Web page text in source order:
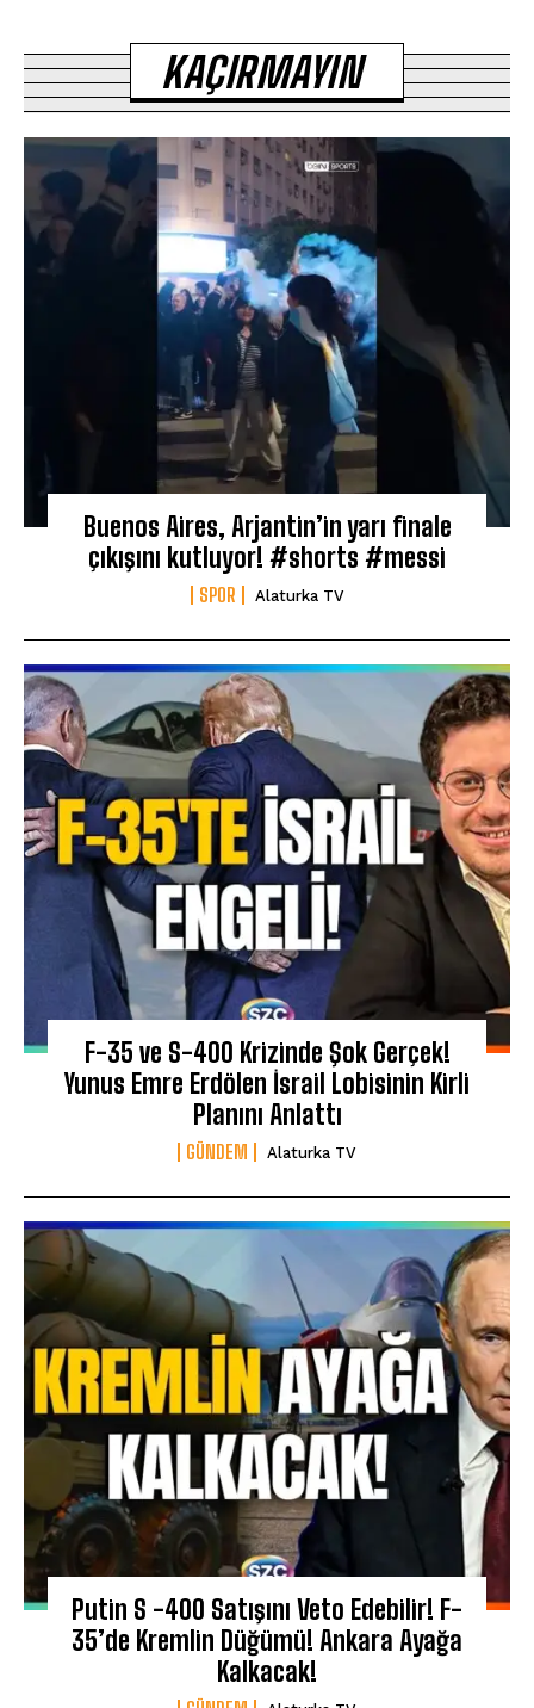
KAÇIRMAYIN
Buenos Aires, Arjantin’in yarı finale
çıkışını kutluyor! #shorts #messi
SPOR Alaturka TV
F-35 ve S-400 Krizinde Şok Gerçek!
Yunus Emre Erdölen İsrail Lobisinin Kirli
Planını Anlattı
GÜNDEM Alaturka TV
Putin S -400 Satışını Veto Edebilir! F-
35’de Kremlin Düğümü! Ankara Ayağa
Kalkacak!